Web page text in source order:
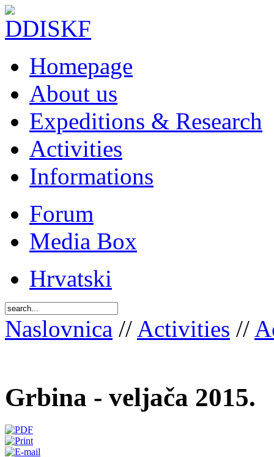
Homepage
About us
Expeditions & Research
Activities
Informations
Forum
Media Box
Hrvatski
Naslovnica // Activities //
Grbina - veljača 2015.